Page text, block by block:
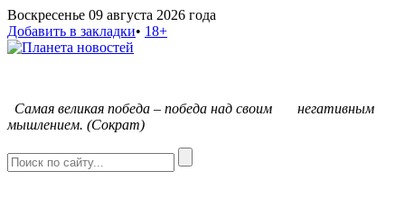
Воскресенье 09 августа 2026 года
Добавить в закладки• 18+
Самая великая победа – победа над своим негативным
мышлением. (Сократ)